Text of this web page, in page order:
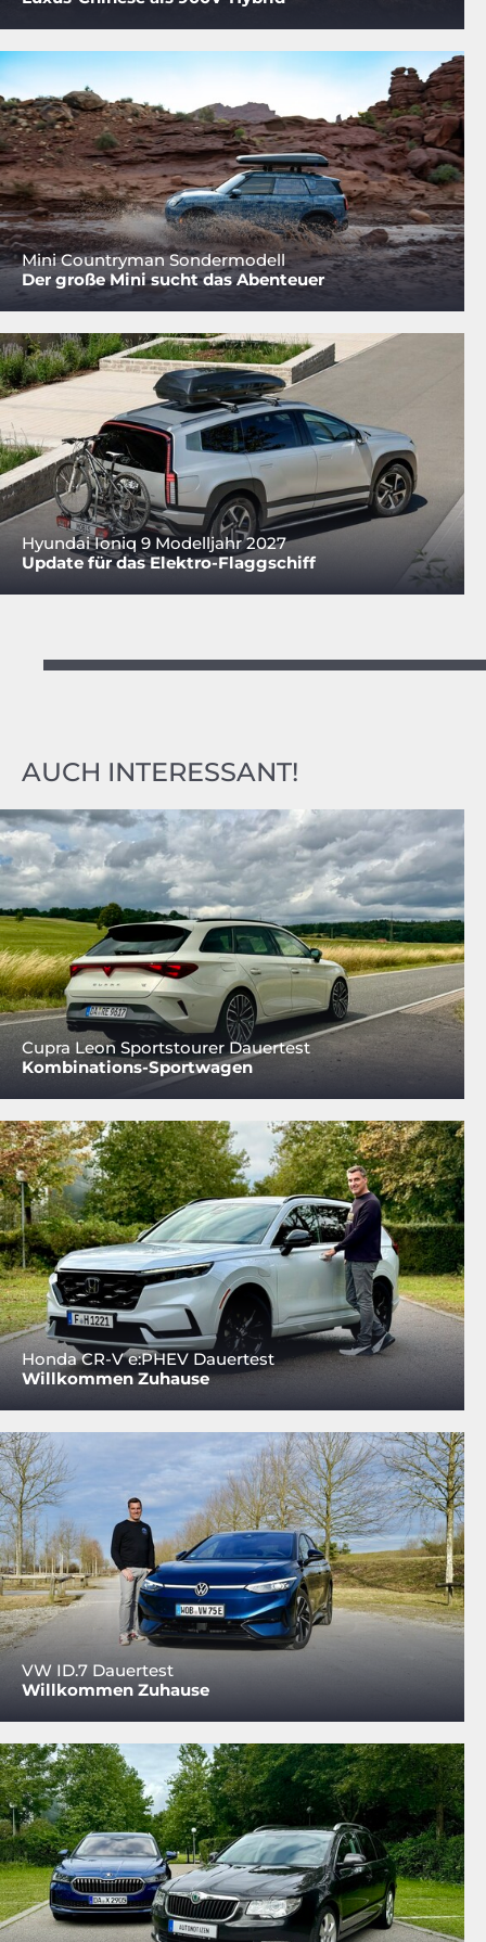
Mini Countryman Sondermodell
Der große Mini sucht das Abenteuer
Hyundai Ioniq 9 Modelljahr 2027
Update für das Elektro-Flaggschiff
AUCH INTERESSANT!
Cupra Leon Sportstourer Dauertest
Kombinations-Sportwagen
Honda CR-V e:PHEV Dauertest
Willkommen Zuhause
VW ID.7 Dauertest
Willkommen Zuhause